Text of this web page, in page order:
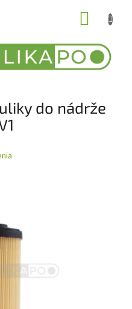
do nádrže